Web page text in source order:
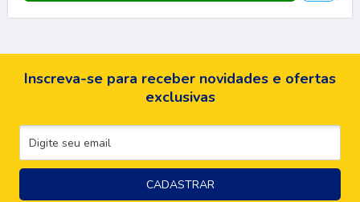
Inscreva-se para receber novidades e ofertas
exclusivas